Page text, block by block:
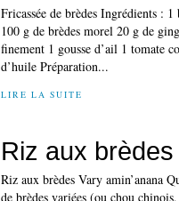
Fricassée de brèdes Ingrédients :
100 g de brèdes morel 20 g de
finement 1 gousse d’ail 1 tomate
d’huile Préparation...
LIRE LA SUITE
Riz aux
Riz aux brèdes Vary amin’anana
de brèdes variées (ou chou